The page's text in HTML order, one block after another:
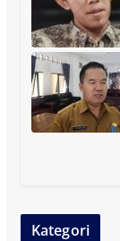
Kategori